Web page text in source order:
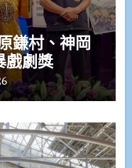
鎌村、神岡
戲劇獎